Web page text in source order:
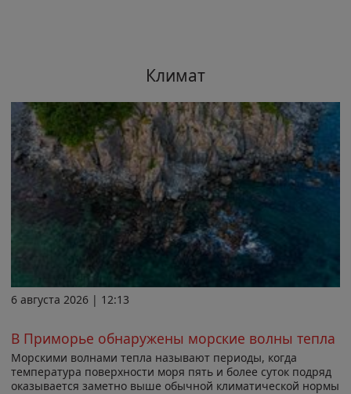
Климат
6 августа 2026 | 12:13
В Приморье обнаружены морские волны тепла
Морскими волнами тепла называют периоды, когда
температура поверхности моря пять и более суток подряд
оказывается заметно выше обычной климатической нормы